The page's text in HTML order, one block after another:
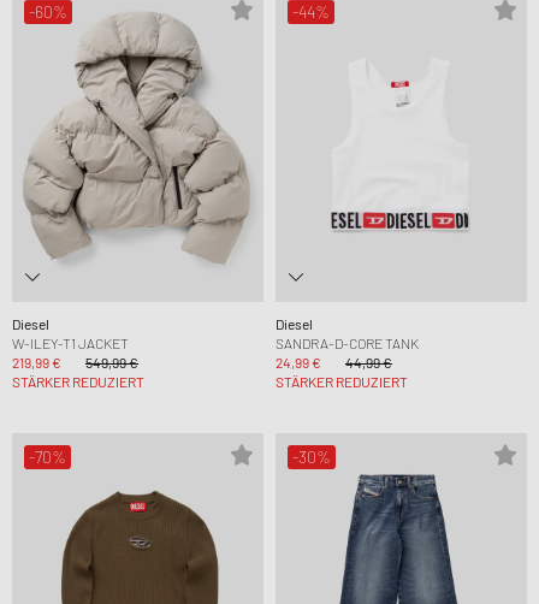
-60%
Diesel
W-ILEY-T1 JACKET
219,99 €
549,99 €
STÄRKER REDUZIERT
-44%
Diesel
SANDRA-D-CORE TANK
24,99 €
44,99 €
STÄRKER REDUZIERT
-70% -30%